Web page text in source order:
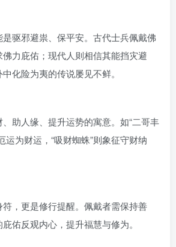
驱邪避祟、保平安。古代士兵佩戴佛
力庇佑；现代人则相信其能挡灾避
化险为夷的传说屡见不鲜。
助人缘、提升运势的寓意。如“二哥丰
运为财运，“吸财蜘蛛”则象征守财纳
，更是修行提醒。佩戴者需保持善
佑反观内心，提升福慧与修为。